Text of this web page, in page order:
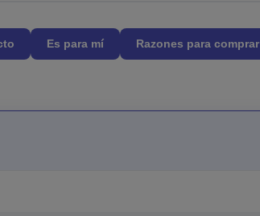
Es para mí Razones para comprar